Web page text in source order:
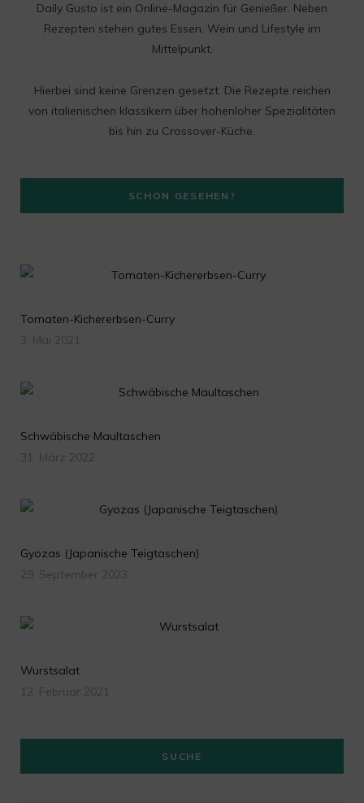
t
g
r
m
Daily Gusto ist ein Online-Magazin für Genießer. Neben
Rezepten stehen gutes Essen, Wein und Lifestyle im
Mittelpunkt.
Hierbei sind keine Grenzen gesetzt. Die Rezepte reichen
von italienischen klassikern über hohenloher Spezialitäten
bis hin zu Crossover-Küche.
SCHON GESEHEN?
Tomaten-Kichererbsen-Curry
3. Mai 2021
Schwäbische Maultaschen
31. März 2022
Gyozas (Japanische Teigtaschen)
29. September 2023
Wurstsalat
12. Februar 2021
SUCHE